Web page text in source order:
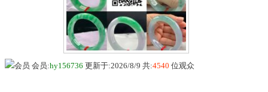
会员:hy156736 更新于:2026/8/9 共:4540 位观众